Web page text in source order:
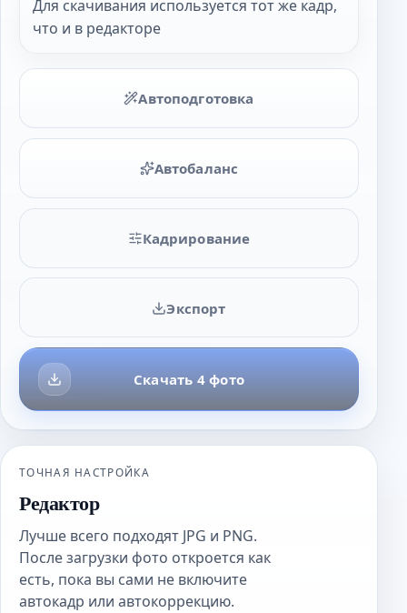
Для скачивания используется тот же кадр,
что и в редакторе
Автоподготовка
Автобаланс
Кадрирование
Скачать 4 фото
Экспорт
ТОЧНАЯ НАСТРОЙКА
Редактор
Лучше всего подходят JPG и PNG.
После загрузки фото откроется как
есть, пока вы сами не включите
автокадр или автокоррекцию.